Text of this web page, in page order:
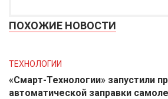
ПОХОЖИЕ НОВОСТИ
ТЕХНОЛОГИИ
«Смарт-Технологии» запустили
автоматической заправки